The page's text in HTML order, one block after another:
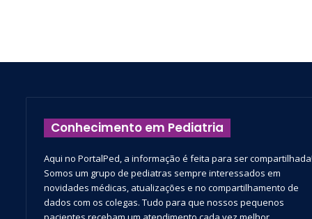
Conhecimento em Pediatria
Aqui no PortalPed, a informação é feita para ser compartilhada!
Somos um grupo de pediatras sempre interessados em
novidades médicas, atualizações e no compartilhamento de
dados com os colegas. Tudo para que nossos pequenos